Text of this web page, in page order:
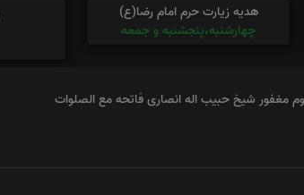
هدیه زیارت حرم امام رضا(ع)
چهارشنبه،پنجشنبه و جمعه
شیخ حبیب اله انصاری فاتحه مع الصلوات